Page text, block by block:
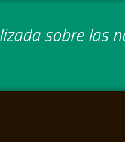
sobre las